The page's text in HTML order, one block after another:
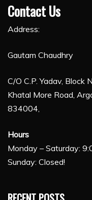
Contact Us
Address:
Gautam Chaudhry
C/O C.P. Yadav, Block
Khatal More Road,
834004,
Hours
Monday – Saturday:
Sunday: Closed!